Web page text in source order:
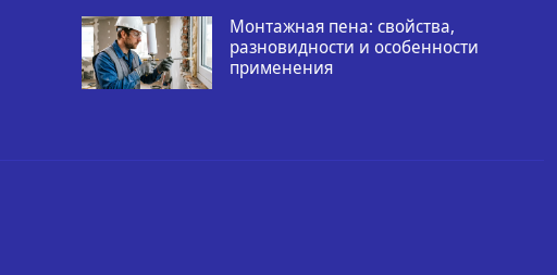
Монтажная пена: свойства,
разновидности и особенности
применения